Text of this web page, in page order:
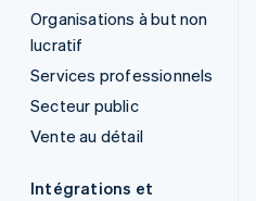
Organisations à but non
lucratif
Services professionnels
Secteur public
Vente au détail
Intégrations et